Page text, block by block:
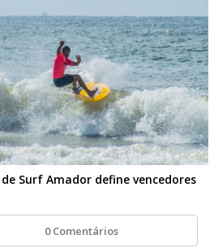
Surf Amador define vencedores
0 Comentários